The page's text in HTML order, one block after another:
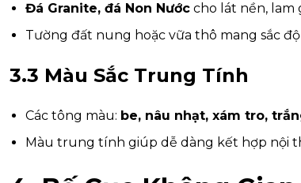
Đá Granite, đá Non Nước cho lát nền, lam
Tường đất nung hoặc vữa thô mang sắc
3.3 Màu Sắc Trung Tính
Các tông màu: be, nâu nhạt, xám tro,
Màu trung tính giúp dễ dàng kết hợp nội